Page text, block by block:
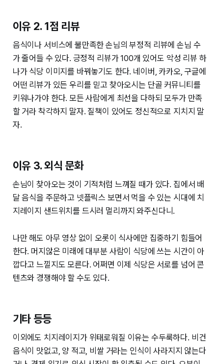
이유 2. 1점 리뷰
음식이나 서비스에 불만족한 손님의 부정적 리뷰에 손님 수
가 줄어들 수 있다. 긍정적 리뷰가 100개 있어도 악성 리뷰 하
나가 식당 이미지를 바꿔놓기도 한다. 네이버, 카카오, 구글에
어떤 리뷰가 있든 우리를 믿고 찾아오시는 단골 커뮤니티를
키워나가야 한다. 모든 사람에게 최선을 다하되 모두가 만족
할 거라 착각하지 말자. 질책이 있어도 정신적으로 지치지 말
자.
이유 3. 외식 문화
손님이 찾아오는 것이 기적처럼 느껴질 때가 있다. 집에서 배
달 음식을 주문하고 넷플릭스 보면서 먹을 수 있는 시대에 치
지레이지 샌드위치를 드시러 멀리까지 와주신다니.
나만 해도 아무 영상 없이 오롯이 식사에만 집중하기 힘들어
한다. 머지않은 미래에 대부분 사람이 식당에 쓰는 시간이 아
깝다고 느낄지도 모른다. 어쩌면 이제 식당은 서로를 넘어 콘
텐츠와 경쟁해야 할 수도 있다.
기타 등등
이외에도 치지레이지가 위태로워질 이유는 수두룩하다. 비건
음식이 맛없고, 양 적고, 비쌀 거라는 인식이 사라지지 않는다